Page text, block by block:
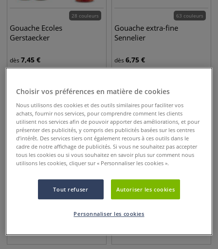
28 couleurs
Gouache Ecoles
Gerstaecker
dès 7,45 €
63 couleurs
Gouache extra-fine
Sennelier
dès 6,75 €
Coffrets de 12 pastilles de
Coffret de pastilles de
Choisir vos préférences en matière de cookies
Nous utilisons des cookies et des outils similaires pour faciliter vos
achats, fournir nos services, pour comprendre comment les clients
utilisent nos services afin de pouvoir apporter des améliorations, et pour
présenter des publicités, y compris des publicités basées sur les centres
d’intérêt. Des services tiers ont également recours à ces outils dans le
cadre de notre affichage de publicités. Si vous ne souhaitez pas accepter
tous les cookies ou si vous souhaitez en savoir plus sur comment nous
utilisons les cookies, cliquer sur « Personnaliser les cookies ».
Tout refuser Autoriser les cookies
Personnaliser les cookies